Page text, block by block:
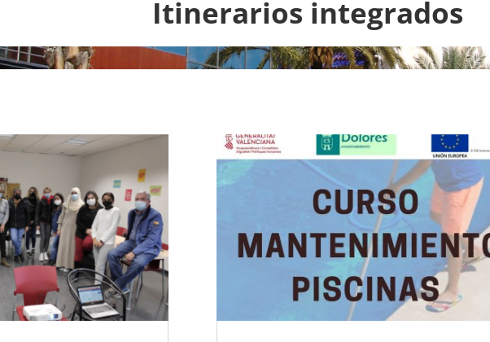
Itinerarios integrados